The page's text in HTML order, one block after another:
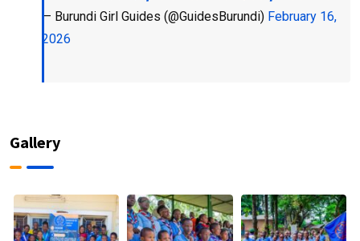
— Burundi Girl Guides (@GuidesBurundi) February 16,
2026
Gallery